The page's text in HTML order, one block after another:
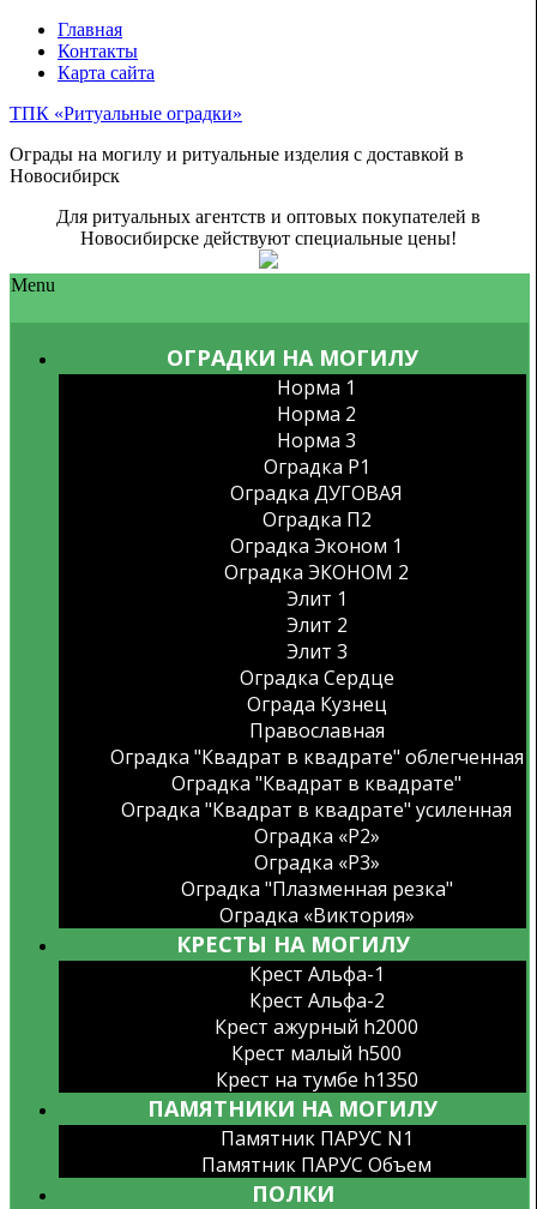
Главная
Контакты
Карта сайта
ТПК «Ритуальные оградки»
Ограды на могилу и ритуальные изделия с доставкой в
Новосибирск
Для ритуальных агентств и оптовых покупателей в
Новосибирске действуют специальные цены!
Menu
ОГРАДКИ НА МОГИЛУ
Норма 1
Норма 2
Норма 3
Оградка P1
Оградка ДУГОВАЯ
Оградка П2
Оградка Эконом 1
Оградка ЭКОНОМ 2
Элит 1
Элит 2
Элит 3
Оградка Сердце
Ограда Кузнец
Православная
Оградка "Квадрат в квадрате" облегченная
Оградка "Квадрат в квадрате"
Оградка "Квадрат в квадрате" усиленная
Оградка «Р2»
Оградка «Р3»
Оградка "Плазменная резка"
Оградка «Виктория»
КРЕСТЫ НА МОГИЛУ
Крест Альфа-1
Крест Альфа-2
Крест ажурный h2000
Крест малый h500
Крест на тумбе h1350
ПАМЯТНИКИ НА МОГИЛУ
Памятник ПАРУС N1
Памятник ПАРУС Объем
ПОЛКИ